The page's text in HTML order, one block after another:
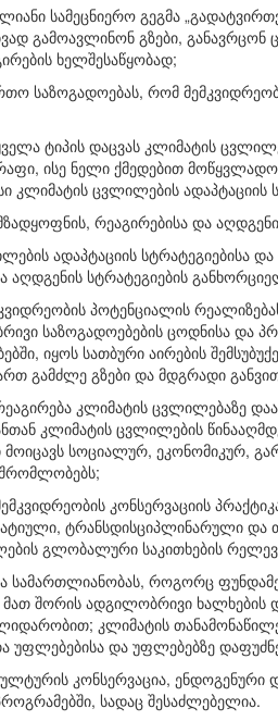
სამეცნიერო გეგმა
გამოავლინონ გზები, განავრცონ
ხელშესაწყობად;
საზოგადოებას, რომ
ტიპის დაცვას კლიმატის
ისე ნელი ქმედებით
კლიმატის ცვლილების ადაპტაციის
რეაგირებისა და
ადაპტაციის სტრატეგიებისა
აღდგენის სტრატეგიების
პოტენციალის
საზოგადოებების ცოდნისა და
იყოს სათბური აირების
გამძლე გზები და მდგრადი
კლიმატის ცვლილებაზე
კლიმატის ცვლილების
სოციალურ, ეკონომიკურ,
კონსერვაციის
ტრანსდისციპლინარული
გლობალური საკითხების
სამართლიანობას, როგორც
მათ შორის ადგილობრივი
კლიმატის
უფლებებისა და უფლებებზე
კონსერვაცია,
სადაც შესაძლებელია.